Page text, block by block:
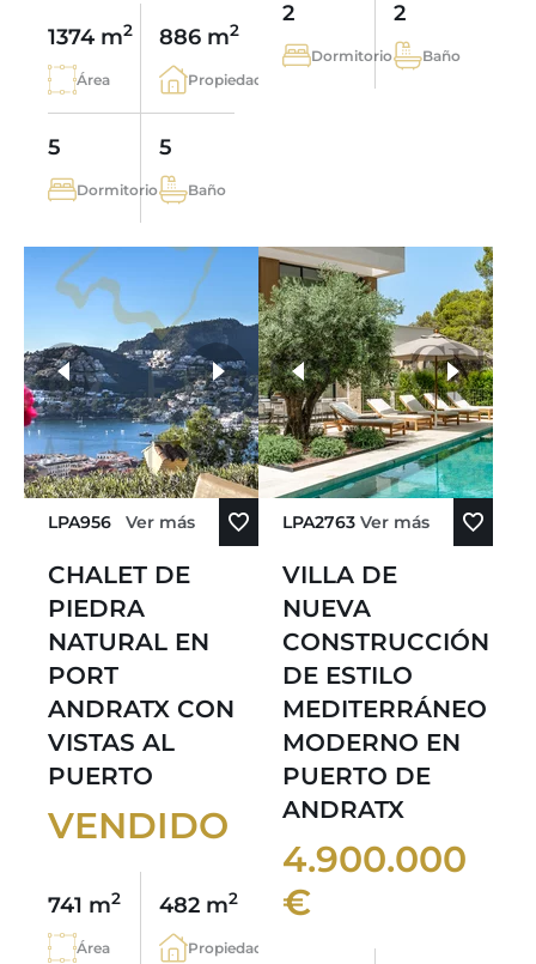
1374 m2
Área
886 m2
Propiedad
5
Dormitorio
5
Baño
2
Dormitorio
2
Baño
LPA956 Ver más
CHALET DE
PIEDRA
NATURAL EN
PORT
ANDRATX CON
VISTAS AL
PUERTO
VENDIDO
741 m2
Área
482 m2
Propiedad
más fotos
LPA2763 Ver más
VILLA DE
NUEVA
CONSTRUCCIÓN
DE ESTILO
MEDITERRÁNEO
MODERNO EN
PUERTO DE
ANDRATX
4.900.000
€